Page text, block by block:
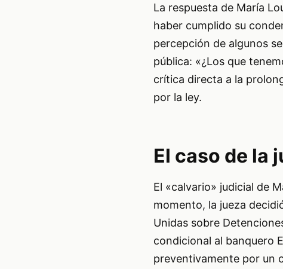
La respuesta de María
haber cumplido su
percepción de algunos
pública: «¿Los que
crítica directa a la
por la ley.
El caso de la
El «calvario» judicial de
momento, la jueza
Unidas sobre
condicional al banquero
preventivamente por un